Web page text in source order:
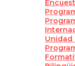
Unidad